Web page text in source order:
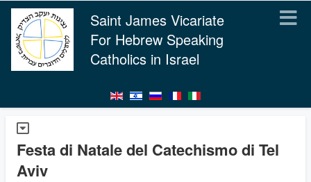
Saint James Vicariate
For Hebrew Speaking
Catholics in Israel
Festa di Natale del Catechismo di Tel
Aviv